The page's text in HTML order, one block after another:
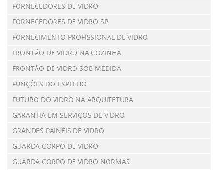
FORNECEDORES DE VIDRO
FORNECEDORES DE VIDRO SP
FORNECIMENTO PROFISSIONAL DE VIDRO
FRONTÃO DE VIDRO NA COZINHA
FRONTÃO DE VIDRO SOB MEDIDA
FUNÇÕES DO ESPELHO
FUTURO DO VIDRO NA ARQUITETURA
GARANTIA EM SERVIÇOS DE VIDRO
GRANDES PAINÉIS DE VIDRO
GUARDA CORPO DE VIDRO
GUARDA CORPO DE VIDRO NORMAS